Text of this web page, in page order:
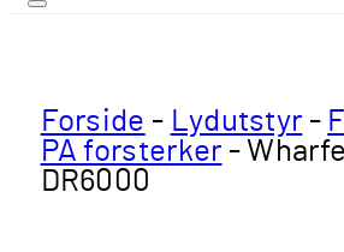
Forside - Lydutstyr -
PA forsterker -
DR6000